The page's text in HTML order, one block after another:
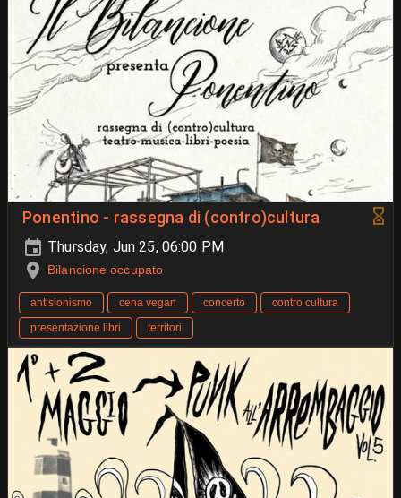
Ponentino - rassegna di (contro)cultura
Thursday, Jun 25, 06:00 PM
Bilancione occupato
antisionismo cena vegan concerto
contro cultura
presentazione libri
territori